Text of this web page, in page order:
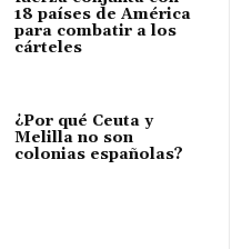
18 países de América
para combatir a los
cárteles
¿Por qué Ceuta y
Melilla no son
colonias españolas?